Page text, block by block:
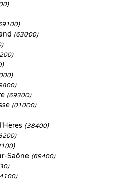
(63000)
(69300)
(01000)
(38400)
Saône (69400)